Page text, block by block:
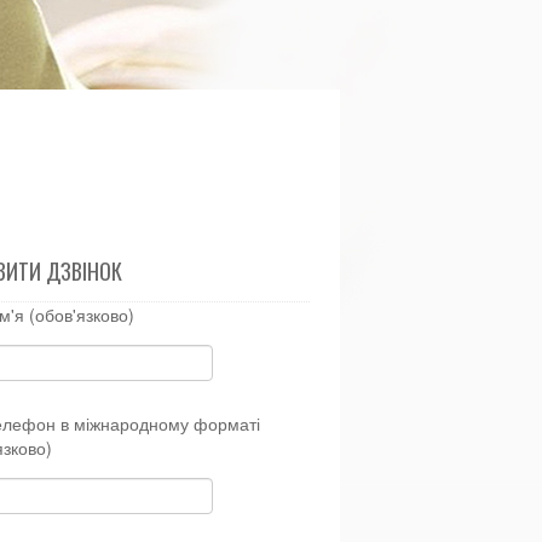
ДЗВІНОК
(обов'язково)
в міжнародному форматі